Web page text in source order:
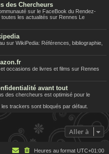
des Chercheurs
sur le FaceBook du Rendez-
les actualités sur Rennes Le
sur WikiPedia: Références, bibliographie,
occasions de livres et films sur Rennes
avant tout
des chercheurs est optimisé pour le
trackers sont bloqués par défaut.
Aller à
Heures au format UTC+01:00